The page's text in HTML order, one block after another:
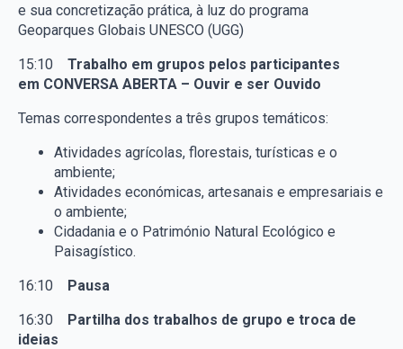
e sua concretização prática, à luz do programa
Geoparques Globais UNESCO (UGG)
15:10 Trabalho em grupos pelos participantes
em CONVERSA ABERTA – Ouvir e ser Ouvido
Temas correspondentes a três grupos temáticos:
Atividades agrícolas, florestais, turísticas e o
ambiente;
Atividades económicas, artesanais e empresariais e
o ambiente;
Cidadania e o Património Natural Ecológico e
Paisagístico.
16:10 Pausa
16:30 Partilha dos trabalhos de grupo e troca de
ideias